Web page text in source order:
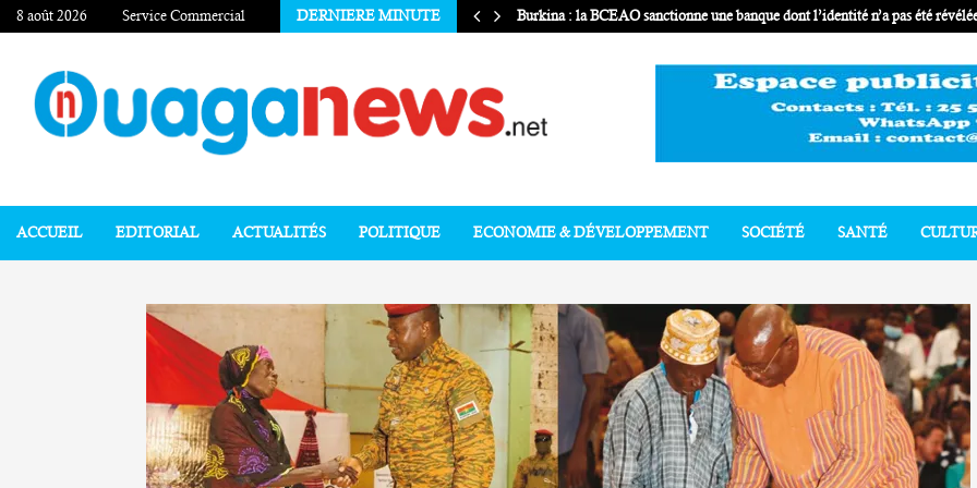
8 août 2026 Service Commercial DERNIERE MINUTE Burkina : la BCEAO sanctionne une banque dont l’identité n’a pas été
ACCUEIL EDITORIAL ACTUALITÉS POLITIQUE ECONOMIE & DÉVELOPPEMENT SOCIÉTÉ SANTÉ